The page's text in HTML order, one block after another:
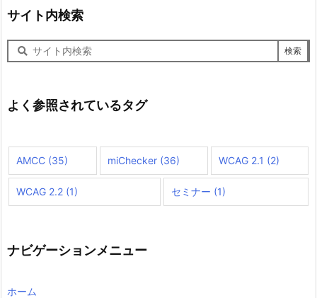
サイト内検索
サ
イ
検
索
よく参照されているタグ
AMCC (35) miChecker(36) WCAG 2.1 (2)
WCAG 2.2 (1) セミナー (1)
ナビゲーションメニュー
ホーム